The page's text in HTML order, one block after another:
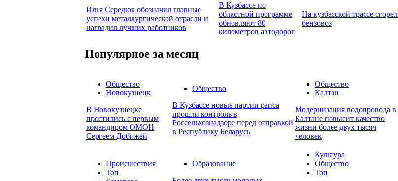
Илья Середюк обозначил главные
успехи металлургической отрасли и
наградил лучших работников
В Кузбассе по
областной программе
обновляют 80
километров автодорог
На кузбасской трассе сгорел
бензовоз
Популярное за месяц
Общество
Новокузнецк
В Новокузнецке
простились с первым
командиром ОМОН
Сергеем Добижей
Общество
В Кузбассе новые партии рапса
прошли контроль в
Россельхознадзоре перед отправкой
в Республику Беларусь
Общество
Калтан
Модернизация водопровода в
Калтане повысит качество
жизни более двух тысяч
человек
Происшествия
Топ
Образование
Культура
Общество
Топ